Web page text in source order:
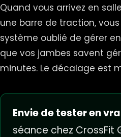
Quand vous arrivez en
une barre de traction,
système oublié de gérer
que vos jambes savent
minutes. Le décalage est
Envie de tester en
séance chez CrossFit